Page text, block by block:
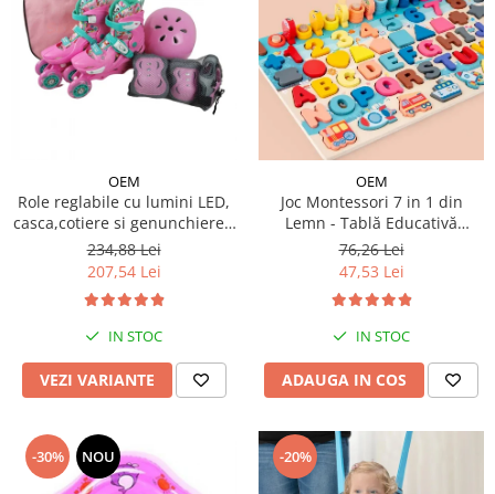
OEM
Role reglabile cu lumini LED,
casca,cotiere si genunchiere -
Ursuletul vesel Panda
234,88 Lei
207,54 Lei
IN STOC
VEZI VARIANTE
OEM
Joc Montessori 7 in 1 din
Lemn - Tablă Educativă
Logaritmică
76,26 Lei
47,53 Lei
IN STOC
ADAUGA IN COS
-30% NOU -20%